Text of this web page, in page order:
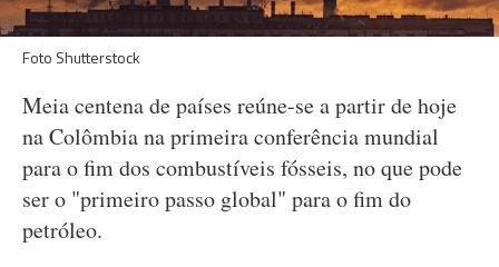
Foto Shutterstock
Meia centena de países reúne-se a partir de hoje
na Colômbia na primeira conferência mundial
para o fim dos combustíveis fósseis, no que pode
ser o "primeiro passo global" para o fim do
petróleo.